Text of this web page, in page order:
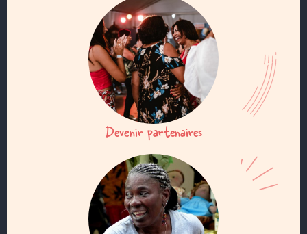
Devenir partenaires